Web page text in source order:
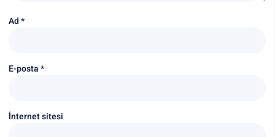
Ad*
E-posta*
İnternet sitesi